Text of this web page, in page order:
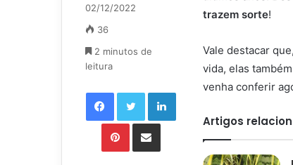
trazem sorte!
Vale destacar
vida, elas
venha conferir
Artigos
02/12/2022
36
2 minutos de
leitura
FacebookTwitterLinkedin
PinterestCompartilhar via e-mail